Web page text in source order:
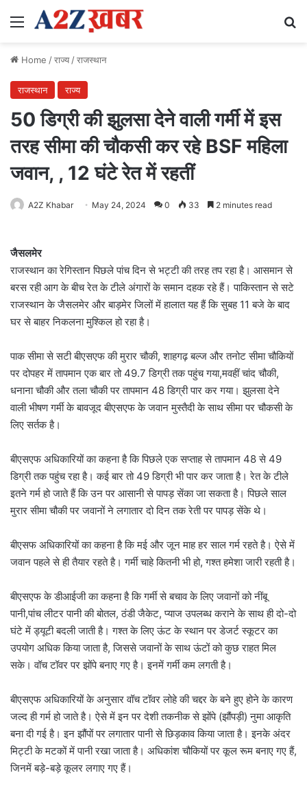
Menu
Home /राज्य/राजस्थान
राजस्थान राज्य
50 डिग्री की झुलसा देने वाली गर्मी में इस
तरह सीमा की चौकसी कर रहे BSF महिला
जवान, , 12 घंटे रेत में रहतीं
A2Z Khabar May 24, 2024 0 33 2 minutes read
जैसलमेर
राजस्थान का रेगिस्तान पिछले पांच दिन से भट्टी की तरह तप रहा है। आसमान से
बरस रही आग के बीच रेत के टीले अंगारों के समान दहक रहे हैं। पाकिस्तान से सटे
राजस्थान के जैसलमेर और बाड़मेर जिलों में हालात यह हैं कि सुबह 11 बजे के बाद
घर से बाहर निकलना मुश्किल हो रहा है।
पाक सीमा से सटी बीएसएफ की मुरार चौकी, शाहगढ़ बल्ज और तनोट सीमा चौकियों
पर दोपहर में तापमान एक बार तो 49.7 डिग्री तक पहुंच गया,मवहीं चांद चौकी,
धनाना चौकी और तला चौकी पर तापमान 48 डिग्री पार कर गया। झुलसा देने
वाली भीषण गर्मी के बावजूद बीएसएफ के जवान मुस्तैदी के साथ सीमा पर चौकसी के
लिए सर्तक है।
बीएसएफ अधिकारियों का कहना है कि पिछले एक सप्ताह से तापमान 48 से 49
डिग्री तक पहुंच रहा है। कई बार तो 49 डिग्री भी पार कर जाता है। रेत के टीले
इतने गर्म हो जाते हैं कि उन पर आसानी से पापड़ सेंका जा सकता है। पिछले साल
मुरार सीमा चौकी पर जवानों ने लगातार दो दिन तक रेती पर पापड़ सेंके थे।
बीएसफ अधिकारियों का कहना है कि मई और जून माह हर साल गर्म रहते है। ऐसे में
जवान पहले से ही तैयार रहते है। गर्मी चाहे कितनी भी हो, गश्त हमेशा जारी रहती है।
बीएसएफ के डीआईजी का कहना है कि गर्मी से बचाव के लिए जवानों को नींबू
पानी,पांच लीटर पानी की बोतल, ठंडी जैकेट, प्याज उपलब्ध कराने के साथ ही दो-दो
घंटे में ड्यूटी बदली जाती है। गश्त के लिए ऊंट के स्थान पर डेजर्ट स्कूटर का
उपयोग अधिक किया जाता है, जिससे जवानों के साथ ऊंटों को कुछ राहत मिल
सके। वॉच टॉवर पर झोंपे बनाए गए है। इनमें गर्मी कम लगती है।
बीएसएफ अधिकारियों के अनुसार वॉच टॉवर लोहे की चद्दर के बने हुए होने के कारण
जल्द ही गर्म हो जाते है। ऐसे में इन पर देशी तकनीक से झोंपे (झौंपड़ी) नुमा आकृति
बना दी गई है। इन झौंपों पर लगातार पानी से छिड़काव किया जाता है। इनके अंदर
मिट्टी के मटकों में पानी रखा जाता है। अधिकांश चौकियों पर कूल रूम बनाए गए हैं,
जिनमें बड़े-बड़े कूलर लगाए गए हैं।